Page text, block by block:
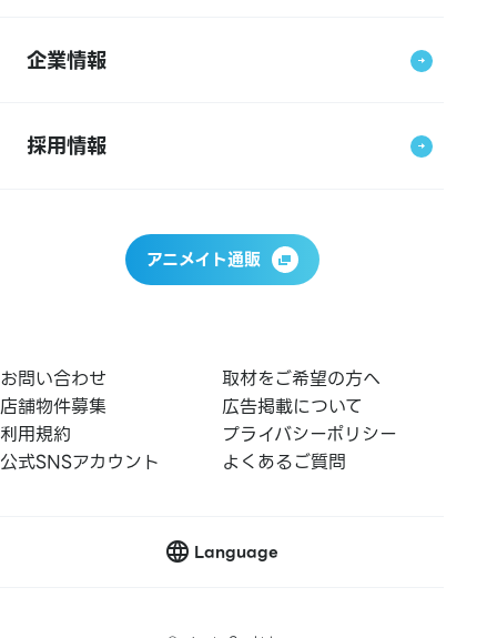
企業情報
採用情報
アニメイト通販
お問い合わせ
取材をご希望の方へ
店舗物件募集
広告掲載について
利用規約
プライバシーポリシー
公式SNSアカウント
よくあるご質問
Language